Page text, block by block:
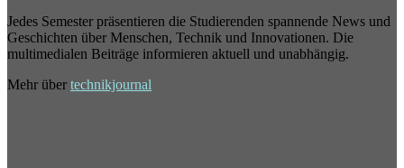
Jedes Semester präsentieren die Studierenden spannende News und
Geschichten über Menschen, Technik und Innovationen. Die
multimedialen Beiträge informieren aktuell und unabhängig.
Mehr über technikjournal